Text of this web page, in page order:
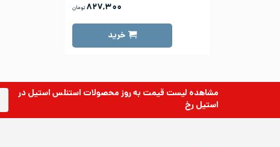
۸۲۷,۳۰۰ تومان
خرید
مشاهده لیست قیمت به روزمحصولات استنلس استیلدر
استیل رخ